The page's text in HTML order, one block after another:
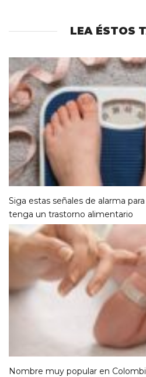
LEA ÉSTOS
Siga estas señales de alarma
tenga un trastorno alimentario
Nombre muy popular en